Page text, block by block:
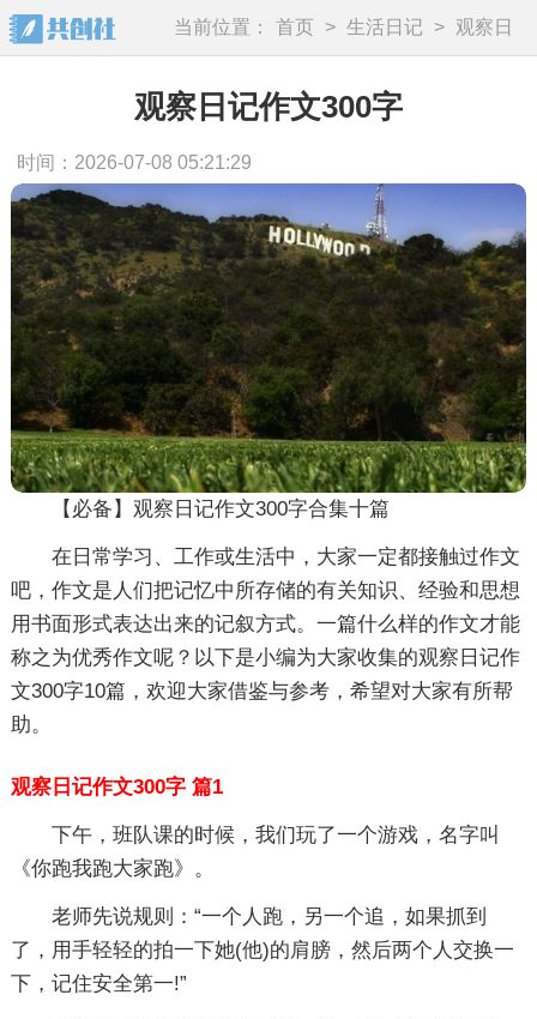
当前位置： 首页 > 生活日记 >
观察日
记
观察日记作文300字
时间：2026-07-08 05:21:29
【必备】观察日记作文300字合集十篇
在日常学习、工作或生活中，大家一定都接触过作文
吧，作文是人们把记忆中所存储的有关知识、经验和思想
用书面形式表达出来的记叙方式。一篇什么样的作文才能
称之为优秀作文呢？以下是小编为大家收集的观察日记作
文300字10篇，欢迎大家借鉴与参考，希望对大家有所帮
助。
观察日记作文300字 篇1
下午，班队课的时候，我们玩了一个游戏，名字叫
《你跑我跑大家跑》。
老师先说规则：“一个人跑，另一个追，如果抓到
了，用手轻轻的拍一下她(他)的肩膀，然后两个人交换一
下，记住安全第一!”